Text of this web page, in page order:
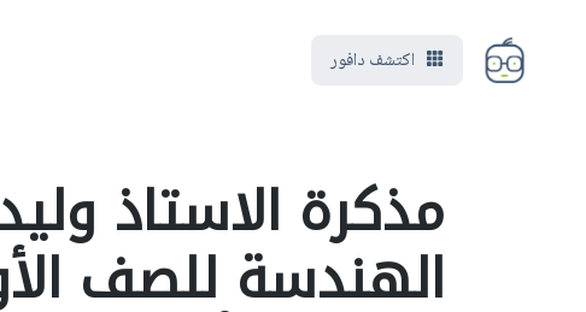
اكتشف دافور
مذكرة الاستاذ
الهندسة للصف